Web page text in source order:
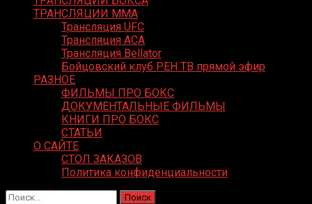
ТРАНСЛЯЦИИ MMA
Трансляция UFC
Трансляция ACA
Трансляция Bellator
Бойцовский клуб РЕН ТВ прямой эфир
РАЗНОЕ
ФИЛЬМЫ ПРО БОКС
ДОКУМЕНТАЛЬНЫЕ ФИЛЬМЫ
КНИГИ ПРО БОКС
СТАТЬИ
О САЙТЕ
СТОЛ ЗАКАЗОВ
Политика конфиденциальности
Найти: